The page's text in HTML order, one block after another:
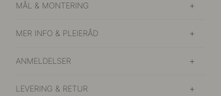
MÅL & MONTERING
MER INFO & PLEIERÅD
ANMELDELSER
LEVERING & RETUR